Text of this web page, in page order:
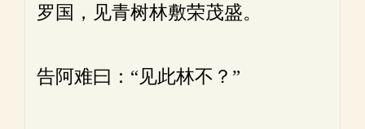
罗国，见青树林敷荣茂盛。
告阿难曰：“见此林不？”